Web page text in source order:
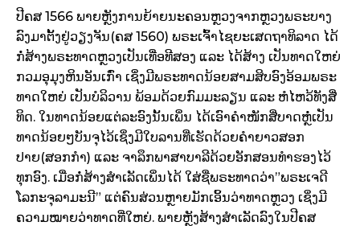
ປີຄສ 1566 ພາຍຫຼັງການຍ້າຍນະຄອນຫຼວງຈາກຫຼວງພຣະບາງ
ລົງມາຕັ້ງຢູ່ວຽງຈັນ(ຄສ 1560) ພຣະເຈົ້າໄຊຍະເສດຖາທິລາດ ໄດ້
ກໍ່ສ້າງພຣະທາດຫຼວງເປັນເທື່ອທີສອງ ແລະ ໄດ້ສ້າງ ເປັນທາດໃຫຍ່
ກວມອຸມຸງຫິນອັນເກົ່າ ເຊິ່ງມີພຣະທາດນ້ອຍສາມສິບອົງອ້ອມພຣະ
ທາດໃຫຍ່ ເປັນບໍລິວານ ພ້ອມດ້ວຍກົມມະລຽນ ແລະ ຫໍໄຫວ້ທັງສີ່
ທິດ. ໃນທາດນ້ອຍແຕ່ລະອົງນັ້ນເພິ່ນ ໄດ້ເອົາຄຳໜັກສີ່ບາດຫຼໍ່ເປັນ
ທາດນ້ອຍໆບັນຈຸໄວ້ເຊິ່ງມີໃບລານທີ່ເຮັດດ້ວຍຄຳຍາວສອກ
ປາຍ(ສອກກຳ) ແລະ ຈາລຶກພາສາບາລີດ້ວຍອັກສອນທຳຮອງໄວ້
ທຸກອົງ. ເມື່ອກໍ່ສ້າງສຳເລັດເພິ່ນໄດ້ ໃສ່ຊື່ພຣະທາດວ່າ”ພຣະເຈດີ
ໂລກະຈຸລາມະນີ” ແຕ່ຄົນສ່ວນຫຼາຍມັກເອິ້ນວ່າທາດຫຼວງ ເຊິ່ງມີ
ຄວາມໝາຍວ່າທາດທີ່ໃຫຍ່. ພາຍຫຼັງສ້າງສຳເລັດລົງໃນປີຄສ